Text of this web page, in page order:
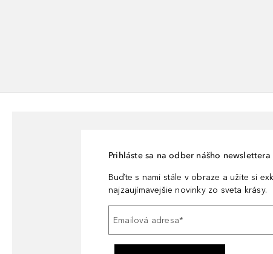
Prihláste sa na odber nášho
Buďte s nami stále v obraze a užite si
najzaujímavejšie novinky zo sveta krásy.
Emailová adresa*